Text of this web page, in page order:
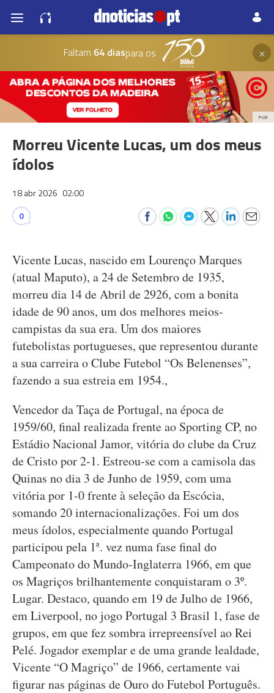
Faltam 64 diaspara os ×
PUB
Morreu Vicente Lucas, um dos meus
ídolos
18 abr 2026 02:00
0
Vicente Lucas, nascido em Lourenço Marques
(atual Maputo), a 24 de Setembro de 1935,
morreu dia 14 de Abril de 2926, com a bonita
idade de 90 anos, um dos melhores meios-
campistas da sua era. Um dos maiores
futebolistas portugueses, que representou durante
a sua carreira o Clube Futebol “Os Belenenses”,
fazendo a sua estreia em 1954.,
Vencedor da Taça de Portugal, na época de
1959/60, final realizada frente ao Sporting CP, no
Estádio Nacional Jamor, vitória do clube da Cruz
de Cristo por 2-1. Estreou-se com a camisola das
Quinas no dia 3 de Junho de 1959, com uma
vitória por 1-0 frente à seleção da Escócia,
somando 20 internacionalizações. Foi um dos
meus ídolos, especialmente quando Portugal
participou pela 1ª. vez numa fase final do
Campeonato do Mundo-Inglaterra 1966, em que
os Magriços brilhantemente conquistaram o 3º.
Lugar. Destaco, quando em 19 de Julho de 1966,
em Liverpool, no jogo Portugal 3 Brasil 1, fase de
grupos, em que fez sombra irrepreensível ao Rei
Pelé. Jogador exemplar e de uma grande lealdade,
Vicente “O Magriço” de 1966, certamente vai
figurar nas páginas de Ouro do Futebol Português.